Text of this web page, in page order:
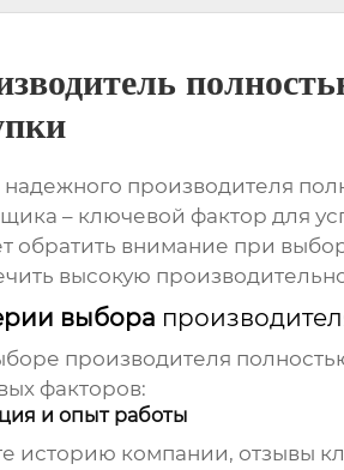
производителя
– ключевой фактор для
обратить внимание при
высокую
выбора
производителя
факторов:
и опыт работы
историю компании, отзывы